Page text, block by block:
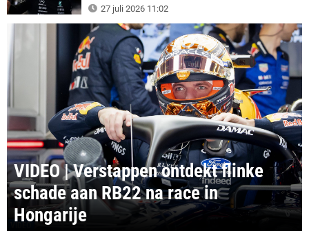
27 juli 2026 11:02
VIDEO | Verstappen ontdekt flinke
schade aan RB22 na race in
Hongarije